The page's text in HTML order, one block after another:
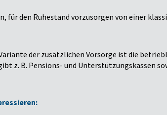
für den Ruhestand vorzusorgen von einer
der zusätzlichen Vorsorge ist die
z. B. Pensions- und Unterstützungskassen